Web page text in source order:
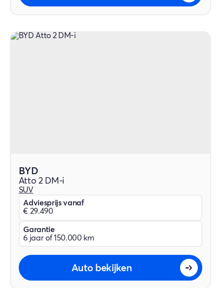
BYD
Atto 2 DM-i
SUV
Adviesprijs vanaf
€ 29.490
Garantie
6 jaar of 150.000 km
Auto bekijken